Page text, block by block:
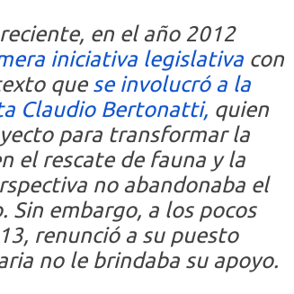
en el año 2012
iniciativa legislativa con
que se involucró a la
Claudio Bertonatti, quien
para transformar la
el rescate de fauna y la
no abandonaba el
Sin embargo, a los pocos
renunció a su puesto
no le brindaba su apoyo.